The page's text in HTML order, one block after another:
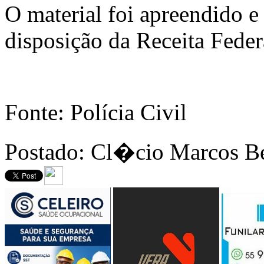
O material foi apreendido
disposição da Receita
Fonte: Polícia Civil
Postado: Cl�cio Marcos